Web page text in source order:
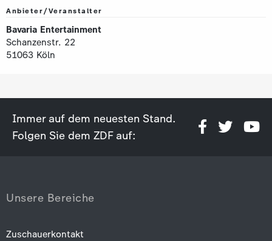
Anbieter/Veranstalter
Bavaria Entertainment
Schanzenstr. 22
51063 Köln
Immer auf dem neuesten Stand.
Folgen Sie dem ZDF auf:
Unsere Bereiche
Zuschauerkontakt